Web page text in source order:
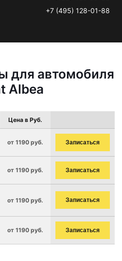
+7 (495) 128-01-88
для автомобиля
Albea
Цена в Руб.
от 1190 руб. Записаться
от 1190 руб. Записаться
от 1190 руб. Записаться
от 1190 руб. Записаться